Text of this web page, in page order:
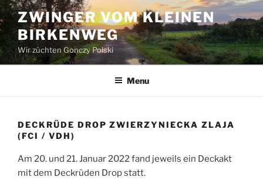
Skip
to
content
ZWINGER VOM KLEINEN
BIRKENWEG
Wir züchten Gonczy Polski
Menu
DECKRÜDE DROP ZWIERZYNIECKA ZLAJA
(FCI / VDH)
Am 20. und 21. Januar 2022 fand jeweils ein Deckakt
mit dem Deckrüden Drop statt.